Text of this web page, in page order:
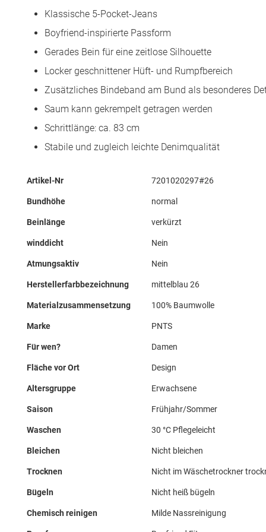
Klassische 5-Pocket-Jeans
Boyfriend-inspirierte Passform
Gerades Bein für eine zeitlose Silhouette
Locker geschnittener Hüft- und Rumpfbereich
Zusätzliches Bindeband am Bund als besonderes
Saum kann gekrempelt getragen werden
Schrittlänge: ca. 83 cm
Stabile und zugleich leichte Denimqualität
Mehr
Artikel-Nr 7201020297#26
Bundhöhe normal
Beinlänge verkürzt
winddicht Nein
Atmungsaktiv Nein
Herstellerfarbbezeichnung mittelblau 26
Materialzusammensetzung 100% Baumwolle
Marke PNTS
Für wen? Damen
Fläche vor Ort Design
Altersgruppe Erwachsene
Saison Frühjahr/Sommer
Waschen 30 °C Pflegeleicht
Bleichen Nicht bleichen
Trocknen Nicht im Wäschetrockner
Bügeln Nicht heiß bügeln
Chemisch reinigen Milde Nassreinigung